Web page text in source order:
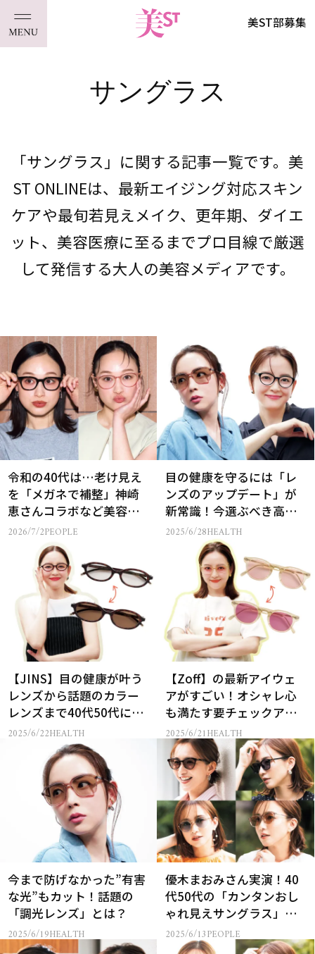
美ST部募集
サングラス
「サングラス」に関する記事一覧です。美
ST ONLINEは、最新エイジング対応スキン
ケアや最旬若見えメイク、更年期、ダイエ
ット、美容医療に至るまでプロ目線で厳選
して発信する大人の美容メディアです。
令和の40代は…老け見え
を「メガネで補整」神崎
恵さんコラボなど美容メ
ガネ
2026/7/2PEOPLE
目の健康を守るには「レ
ンズのアップデート」が
新常識！今選ぶべき高機
能タイプとは？
2025/6/28HEALTH
【JINS】目の健康が叶う
レンズから話題のカラー
レンズまで40代50代にお
すすめアイウェア4選
2025/6/22HEALTH
【Zoff】の最新アイウェ
アがすごい！オシャレ心
も満たす要チェックアイ
テム4選
2025/6/21HEALTH
今まで防げなかった”有害
な光”もカット！話題の
「調光レンズ」とは？
2025/6/19HEALTH
優木まおみさん実演！40
代50代の「カンタンおし
ゃれ見えサングラス」４
選
2025/6/13PEOPLE